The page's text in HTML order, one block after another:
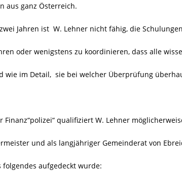
aus ganz Österreich.
Jahren ist W. Lehner nicht fähig, die
oder wenigstens zu koordinieren, dass alle
wie im Detail, sie bei welcher Überprüfung
Finanz“polizei“ qualifiziert W. Lehner
und als langjähriger Gemeinderat von
folgendes aufgedeckt wurde: